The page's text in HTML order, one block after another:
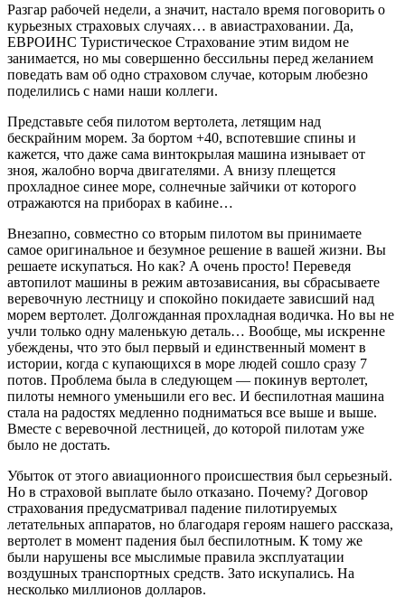
Разгар рабочей недели, а значит, настало время поговорить о
курьезных страховых случаях… в авиастраховании. Да,
ЕВРОИНС Туристическое Страхование этим видом не
занимается, но мы совершенно бессильны перед желанием
поведать вам об одно страховом случае, которым любезно
поделились с нами наши коллеги.
Представьте себя пилотом вертолета, летящим над
бескрайним морем. За бортом +40, вспотевшие спины и
кажется, что даже сама винтокрылая машина изнывает от
зноя, жалобно ворча двигателями. А внизу плещется
прохладное синее море, солнечные зайчики от которого
отражаются на приборах в кабине…
Внезапно, совместно со вторым пилотом вы принимаете
самое оригинальное и безумное решение в вашей жизни. Вы
решаете искупаться. Но как? А очень просто! Переведя
автопилот машины в режим автозависания, вы сбрасываете
веревочную лестницу и спокойно покидаете зависший над
морем вертолет. Долгожданная прохладная водичка. Но вы не
учли только одну маленькую деталь… Вообще, мы искренне
убеждены, что это был первый и единственный момент в
истории, когда с купающихся в море людей сошло сразу 7
потов. Проблема была в следующем — покинув вертолет,
пилоты немного уменьшили его вес. И беспилотная машина
стала на радостях медленно подниматься все выше и выше.
Вместе с веревочной лестницей, до которой пилотам уже
было не достать.
Убыток от этого авиационного происшествия был серьезный.
Но в страховой выплате было отказано. Почему? Договор
страхования предусматривал падение пилотируемых
летательных аппаратов, но благодаря героям нашего рассказа,
вертолет в момент падения был беспилотным. К тому же
были нарушены все мыслимые правила эксплуатации
воздушных транспортных средств. Зато искупались. На
несколько миллионов долларов.